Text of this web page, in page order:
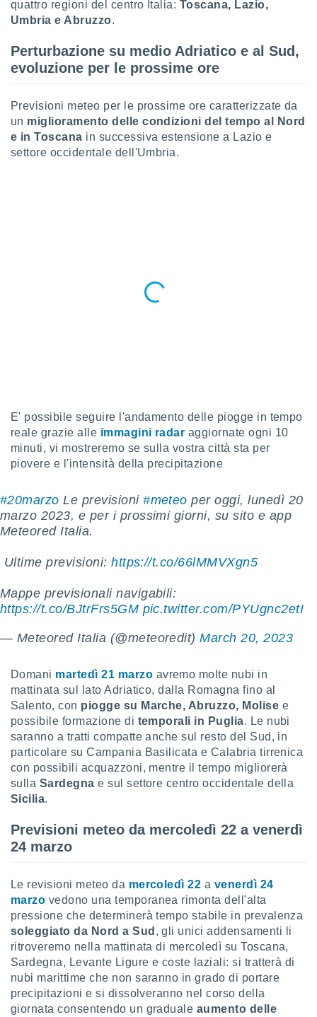
dei
Web
il
dati
sulla
al quale
Per
o
dei
facendo
" o
cookie
il
dei
su
e/o
della
creare
per
quattro regioni del centro Italia: Toscana, Lazio,
Umbria e Abruzzo.
Perturbazione su medio Adriatico e al Sud,
evoluzione per le prossime ore
Previsioni meteo per le prossime ore caratterizzate da
un miglioramento delle condizioni del tempo al Nord
e in Toscana in successiva estensione a Lazio e
settore occidentale dell'Umbria.
E' possibile seguire l'andamento delle piogge in tempo
reale grazie alle immagini radar aggiornate ogni 10
minuti, vi mostreremo se sulla vostra città sta per
piovere e l'intensità della precipitazione
#20marzo Le previsioni#meteo per oggi, lunedì 20
marzo 2023, e per i prossimi giorni, su sito e app
Meteored Italia.
️ Ultime previsioni:https://t.co/66lMMVXgn5
Mappe previsionali navigabili:
https://t.co/BJtrFrs5GM pic.twitter.com/PYUgnc2etI
— Meteored Italia (@meteoredit)March 20, 2023
Domani martedì 21 marzo avremo molte nubi in
mattinata sul lato Adriatico, dalla Romagna fino al
Salento, con piogge su Marche, Abruzzo, Molise e
possibile formazione di temporali in Puglia. Le nubi
saranno a tratti compatte anche sul resto del Sud, in
particolare su Campania Basilicata e Calabria tirrenica
con possibili acquazzoni, mentre il tempo migliorerà
sulla Sardegna e sul settore centro occidentale della
Sicilia.
Previsioni meteo da mercoledì 22 a venerdì
24 marzo
Le revisioni meteo da mercoledì 22 a venerdì 24
marzo vedono una temporanea rimonta dell'alta
pressione che determinerà tempo stabile in prevalenza
soleggiato da Nord a Sud , gli unici addensamenti li
ritroveremo nella mattinata di mercoledì su Toscana,
Sardegna, Levante Ligure e coste laziali: si tratterà di
nubi marittime che non saranno in grado di portare
precipitazioni e si dissolveranno nel corso della
giornata consentendo un graduale aumento delle